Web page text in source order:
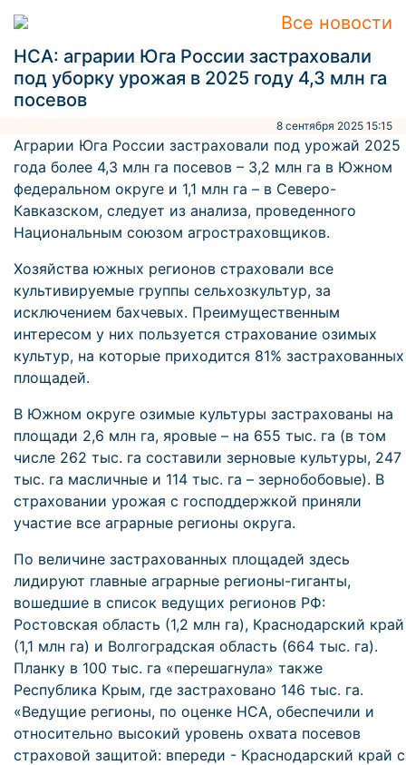
Все новости
НСА: аграрии Юга России застраховали
под уборку урожая в 2025 году 4,3 млн га
посевов
8 сентября 2025 15:15
Аграрии Юга России застраховали под урожай 2025
года более 4,3 млн га посевов – 3,2 млн га в Южном
федеральном округе и 1,1 млн га – в Северо-
Кавказском, следует из анализа, проведенного
Национальным союзом агростраховщиков.
Хозяйства южных регионов страховали все
культивируемые группы сельхозкультур, за
исключением бахчевых. Преимущественным
интересом у них пользуется страхование озимых
культур, на которые приходится 81% застрахованных
площадей.
В Южном округе озимые культуры застрахованы на
площади 2,6 млн га, яровые – на 655 тыс. га (в том
числе 262 тыс. га составили зерновые культуры, 247
тыс. га масличные и 114 тыс. га – зернобобовые). В
страховании урожая с господдержкой приняли
участие все аграрные регионы округа.
По величине застрахованных площадей здесь
лидируют главные аграрные регионы-гиганты,
вошедшие в список ведущих регионов РФ:
Ростовская область (1,2 млн га), Краснодарский край
(1,1 млн га) и Волгоградская область (664 тыс. га).
Планку в 100 тыс. га «перешагнула» также
Республика Крым, где застраховано 146 тыс. га.
«Ведущие регионы, по оценке НСА, обеспечили и
относительно высокий уровень охвата посевов
страховой защитой: впереди - Краснодарский край с